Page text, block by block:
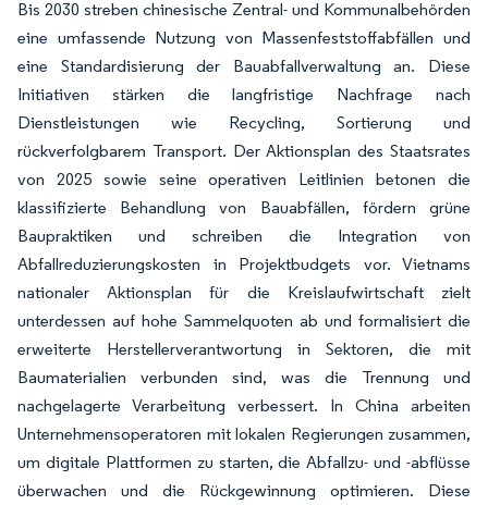
Bis 2030 streben chinesische Zentral- und Kommunalbehörden
eine umfassende Nutzung von Massenfeststoffabfällen und
eine Standardisierung der Bauabfallverwaltung an. Diese
Initiativen stärken die langfristige Nachfrage nach
Dienstleistungen wie Recycling, Sortierung und
rückverfolgbarem Transport. Der Aktionsplan des Staatsrates
von 2025 sowie seine operativen Leitlinien betonen die
klassifizierte Behandlung von Bauabfällen, fördern grüne
Baupraktiken und schreiben die Integration von
Abfallreduzierungskosten in Projektbudgets vor. Vietnams
nationaler Aktionsplan für die Kreislaufwirtschaft zielt
unterdessen auf hohe Sammelquoten ab und formalisiert die
erweiterte Herstellerverantwortung in Sektoren, die mit
Baumaterialien verbunden sind, was die Trennung und
nachgelagerte Verarbeitung verbessert. In China arbeiten
Unternehmensoperatoren mit lokalen Regierungen zusammen,
um digitale Plattformen zu starten, die Abfallzu- und -abflüsse
überwachen und die Rückgewinnung optimieren. Diese